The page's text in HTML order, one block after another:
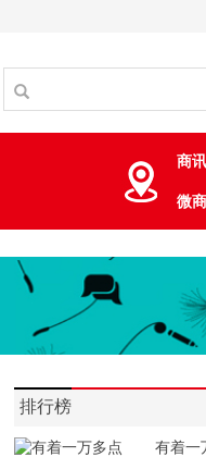
商讯
微商
排行榜
有着一